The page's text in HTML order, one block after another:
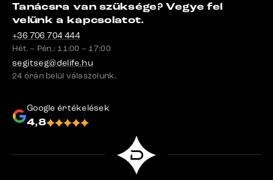
Tanácsra van szüksége? Vegye fel
velünk a kapcsolatot.
+36 706 704 444
Hét. – Pén.: 11:00 – 17:00
segitseg@delife.hu
24 órán belül válaszolunk.
Google értékelések
4,8